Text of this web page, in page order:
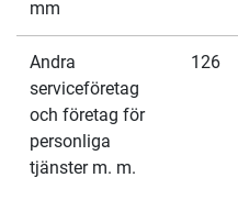
mm
Andra
serviceföretag
och företag för
personliga
tjänster m. m.
126